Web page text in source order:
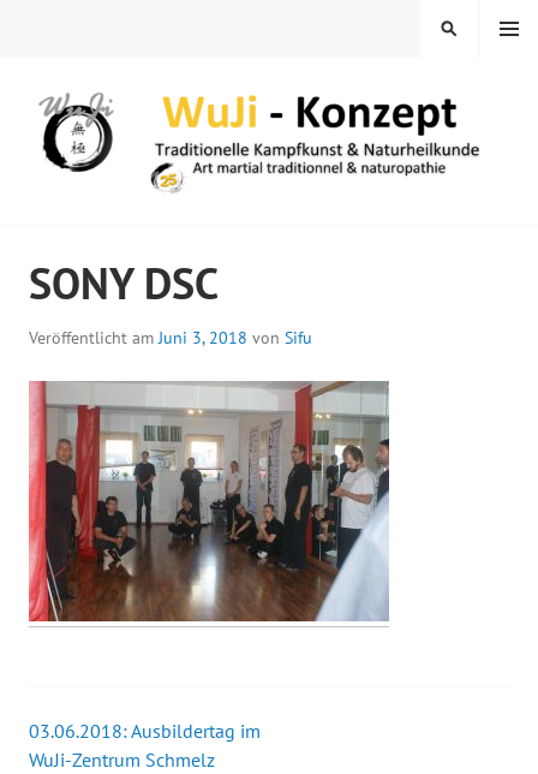
MENÜ
SUCHEN
SONY DSC
Veröffentlicht amJuni 3, 2018 von Sifu
Beitrags-
03.06.2018: Ausbildertag im
WuJi-Zentrum Schmelz